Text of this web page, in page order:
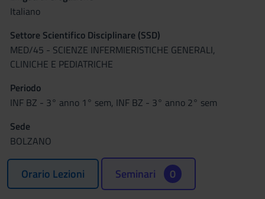
Italiano
Settore Scientifico Disciplinare (SSD)
MED/45 - SCIENZE INFERMIERISTICHE GENERALI,
CLINICHE E PEDIATRICHE
Periodo
INF BZ - 3° anno 1° sem, INF BZ - 3° anno 2° sem
Sede
BOLZANO
Orario Lezioni Seminari 0